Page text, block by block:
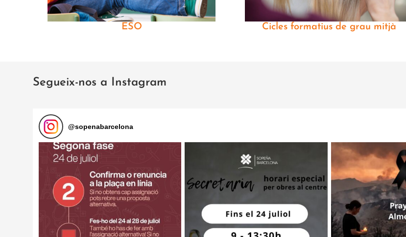
ESO Cicles formatius de grau mitjà
Segueix-nos a Instagram
@sopenabarcelona